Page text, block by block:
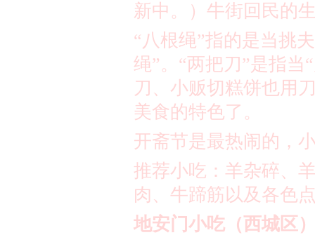
新中。）牛街回民的
“八根绳”指的是当挑
绳”。“两把刀”是指当
刀、小贩切糕饼也用
美食的特色了。
开斋节是最热闹的，
推荐小吃：羊杂碎、
肉、牛蹄筋以及各色
地安门小吃（西城区